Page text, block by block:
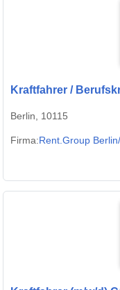
Kraftfahrer /
Berlin, 10115
Firma:Rent.Group